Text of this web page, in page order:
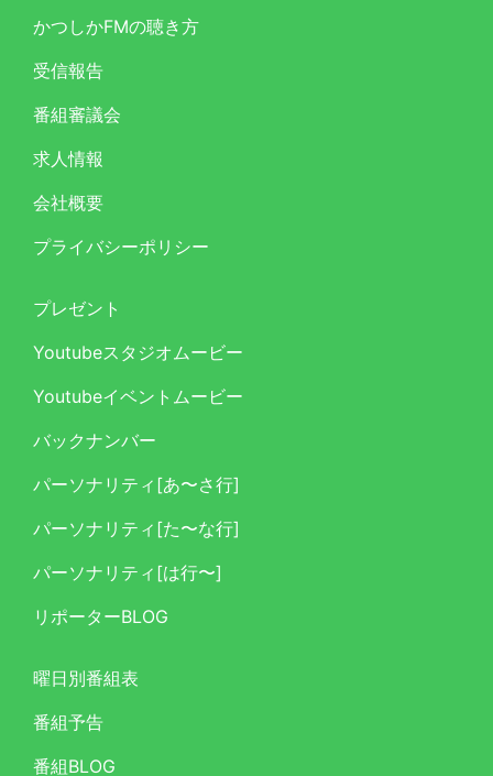
かつしかFMの聴き方
受信報告
番組審議会
求人情報
会社概要
プライバシーポリシー
プレゼント
Youtubeスタジオムービー
Youtubeイベントムービー
バックナンバー
パーソナリティ[あ〜さ行]
パーソナリティ[た〜な行]
パーソナリティ[は行〜]
リポーターBLOG
曜日別番組表
番組予告
番組BLOG